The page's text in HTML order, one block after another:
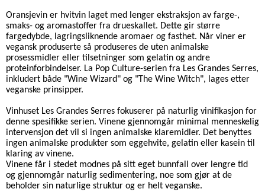
Oransjevin er hvitvin laget med lenger ekstraksjon av farge-,
smaks- og aromastoffer fra drueskallet. Dette gir større
fargedybde, lagringsliknende aromaer og fasthet. Når viner er
vegansk produserte så produseres de uten animalske
prosessmidler eller tilsetninger som gelatin og andre
proteinforbindelser. La Pop Culture-serien fra Les Grandes Serres,
inkludert både "Wine Wizard" og "The Wine Witch", lages etter
veganske prinsipper.
Vinhuset Les Grandes Serres fokuserer på naturlig vinifikasjon for
denne spesifikke serien. Vinene gjennomgår minimal menneskelig
intervensjon det vil si ingen animalske klaremidler. Det benyttes
ingen animalske produkter som eggehvite, gelatin eller kasein til
klaring av vinene.
Vinene får i stedet modnes på sitt eget bunnfall over lengre tid
og gjennomgår naturlig sedimentering, noe som gjør at de
beholder sin naturlige struktur og er helt veganske.